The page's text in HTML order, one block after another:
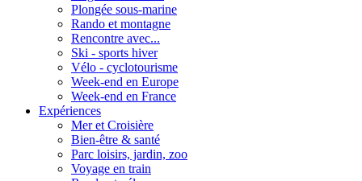
Plongée sous-marine
Rando et montagne
Rencontre avec...
Ski - sports hiver
Vélo - cyclotourisme
Week-end en Europe
Week-end en France
Expériences
Mer et Croisière
Bien-être & santé
Parc loisirs, jardin, zoo
Voyage en train